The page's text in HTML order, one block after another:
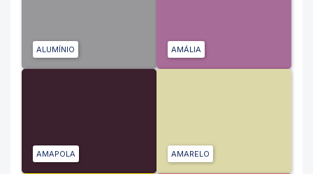
ALUMÍNIO AMÁLIA
AMAPOLA AMARELO